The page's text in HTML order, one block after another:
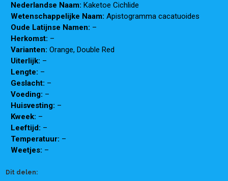
Nederlandse Naam: Kaketoe Cichlide
Wetenschappelijke Naam: Apistogramma cacatuoides
Oude Latijnse Namen: –
Herkomst: –
Varianten: Orange, Double Red
Uiterlijk: –
Lengte: –
Geslacht: –
Voeding: –
Huisvesting: –
Kweek: –
Leeftijd: –
Temperatuur: –
Weetjes: –
Dit delen: